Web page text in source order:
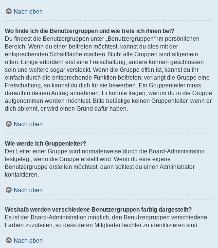
Nach oben
Wo finde ich die Benutzergruppen und wie trete ich ihnen bei?
Du findest die Benutzergruppen unter „Benutzergruppen“ im persönlichen
Bereich. Wenn du einer beitreten möchtest, kannst du dies mit der
entsprechenden Schaltfläche machen. Nicht alle Gruppen sind allgemein
offen. Einige erfordern erst eine Freischaltung, andere können geschlossen
sein und weitere sogar versteckt. Wenn die Gruppe offen ist, kannst du ihr
einfach durch die entsprechende Funktion beitreten; verlangt die Gruppe eine
Freischaltung, so kannst du dich für sie bewerben. Ein Gruppenleiter muss
daraufhin deinen Antrag annehmen. Er könnte fragen, warum du in die Gruppe
aufgenommen werden möchtest. Bitte belästige keinen Gruppenleiter, wenn er
dich ablehnt, er wird einen Grund dafür haben.
Nach oben
Wie werde ich Gruppenleiter?
Der Leiter einer Gruppe wird normalerweise durch die Board-Administration
festgelegt, wenn die Gruppe erstellt wird. Wenn du eine eigene
Benutzergruppe erstellen möchtest, dann solltest du einen Administrator
kontaktieren.
Nach oben
Weshalb werden verschiedene Benutzergruppen farbig dargestellt?
Es ist der Board-Administration möglich, den Benutzergruppen verschiedene
Farben zuzuteilen, so dass deren Mitglieder leichter zu identifizieren sind.
Nach oben